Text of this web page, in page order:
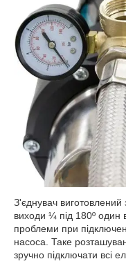
З'єднувач виготовлений
виходи ¼ під 180º один
проблеми при
насоса. Таке
зручно підключати всі